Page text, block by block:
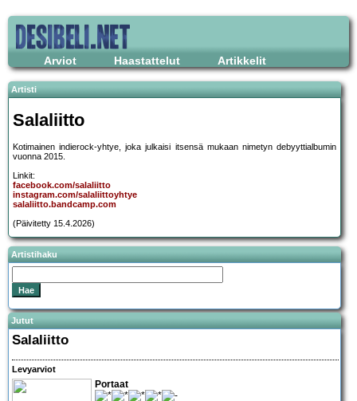
Arviot Haastattelut Artikkelit
Artisti
Salaliitto
Kotimainen indierock-yhtye, joka julkaisi itsensä mukaan nimetyn debyyttialbumin
vuonna 2015.
Linkit:
facebook.com/salaliitto
instagram.com/salaliittoyhtye
salaliitto.bandcamp.com
(Päivitetty 15.4.2026)
Artistihaku
Jutut
Salaliitto
Levyarviot
Portaat